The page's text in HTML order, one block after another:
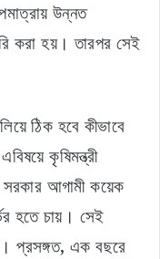
উন্নত
করা হয়। তারপর সেই
ঠিক হবে কীভাবে
কৃষিমন্ত্রী
সরকার আগামী কয়েক
হতে চায়। সেই
প্রসঙ্গত, এক বছরে